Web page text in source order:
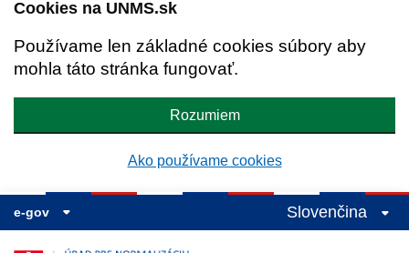
Cookies na UNMS.sk
Používame len základné cookies súbory aby
mohla táto stránka fungovať.
Rozumiem
Ako používame cookies
e-gov Slovenčina